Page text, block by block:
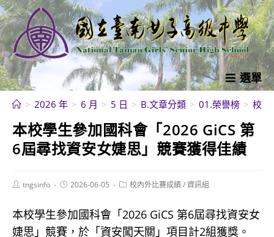
跳
轉
至
主
要
內
選單
> 2026 年 > 6 月 > 5 日 > B.文章分類 > 01.榮譽榜 > 校內
本校學生參加國科會「2026 GiCS 第
6屆尋找資安女婕思」競賽獲得佳績
Posttngsinfo
Post2026-06-05
Post校內外比賽成績/資訊組
本校學生參加國科會「2026 GiCS 第6屆尋找資安女
婕思」競賽，於「資安闖天關」項目計2組獲獎。